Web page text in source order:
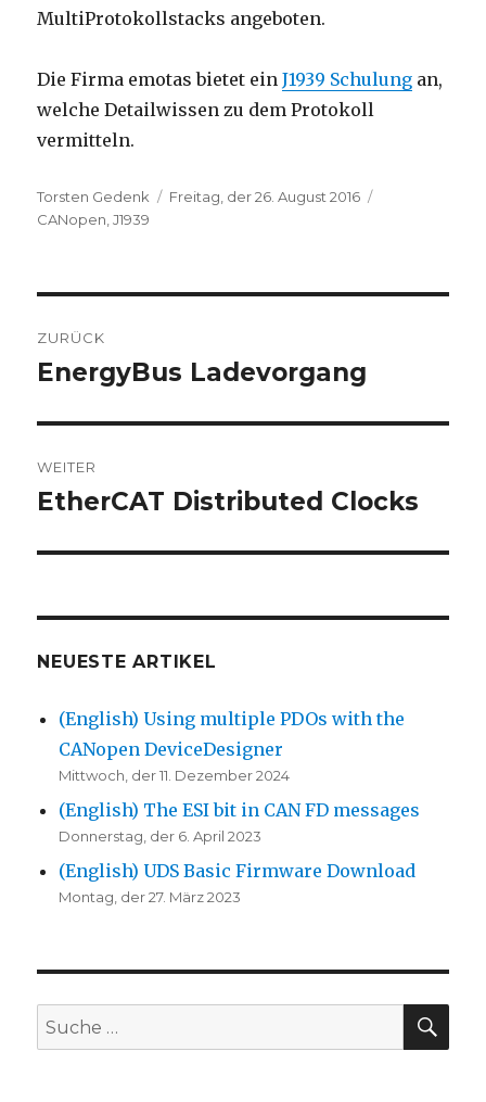
MultiProtokollstacks angeboten.
Die Firma emotas bietet einJ1939 Schulung an,
welche Detailwissen zu dem Protokoll
vermitteln.
Autor
Torsten Gedenk
Veröffentlicht
Freitag, der 26. August 2016
CANopen ,J1939
ZURÜCK
Vorheriger
EnergyBus Ladevorgang
WEITER
Nächster
EtherCAT Distributed Clocks
NEUESTE ARTIKEL
(English) Using multiple PDOs with the
CANopen DeviceDesigner
Mittwoch, der 11. Dezember 2024
(English) The ESI bit in CAN FD messages
Donnerstag, der 6. April 2023
(English) UDS Basic Firmware Download
Montag, der 27. März 2023
Suche
nach: